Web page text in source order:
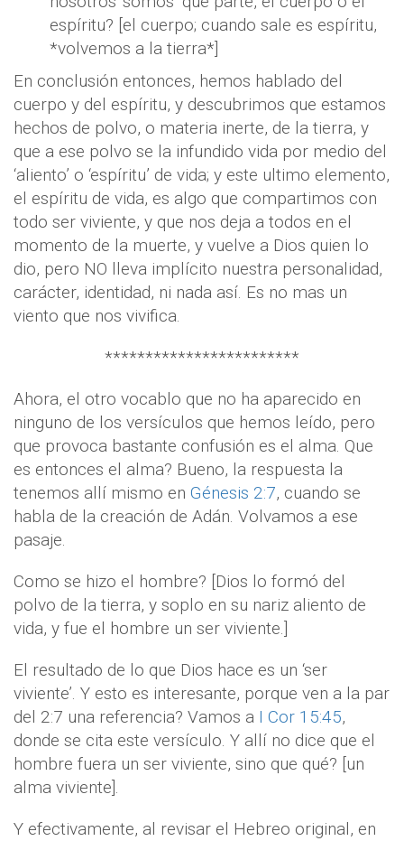
espíritu? [el cuerpo; cuando sale es espíritu,
*volvemos a la tierra*]
En conclusión entonces, hemos hablado del
cuerpo y del espíritu, y descubrimos que estamos
hechos de polvo, o materia inerte, de la tierra, y
que a ese polvo se la infundido vida por medio del
‘aliento’ o ‘espíritu’ de vida; y este ultimo elemento,
el espíritu de vida, es algo que compartimos con
todo ser viviente, y que nos deja a todos en el
momento de la muerte, y vuelve a Dios quien lo
dio, pero NO lleva implícito nuestra personalidad,
carácter, identidad, ni nada así. Es no mas un
viento que nos vivifica.
************************
Ahora, el otro vocablo que no ha aparecido en
ninguno de los versículos que hemos leído, pero
que provoca bastante confusión es el alma. Que
es entonces el alma? Bueno, la respuesta la
tenemos allí mismo en Génesis 2:7, cuando se
habla de la creación de Adán. Volvamos a ese
pasaje.
Como se hizo el hombre? [Dios lo formó del
polvo de la tierra, y soplo en su nariz aliento de
vida, y fue el hombre un ser viviente.]
El resultado de lo que Dios hace es un ‘ser
viviente’. Y esto es interesante, porque ven a la par
del 2:7 una referencia? Vamos a I Cor 15:45,
donde se cita este versículo. Y allí no dice que el
hombre fuera un ser viviente, sino que qué? [un
alma viviente].
Y efectivamente, al revisar el Hebreo original, en